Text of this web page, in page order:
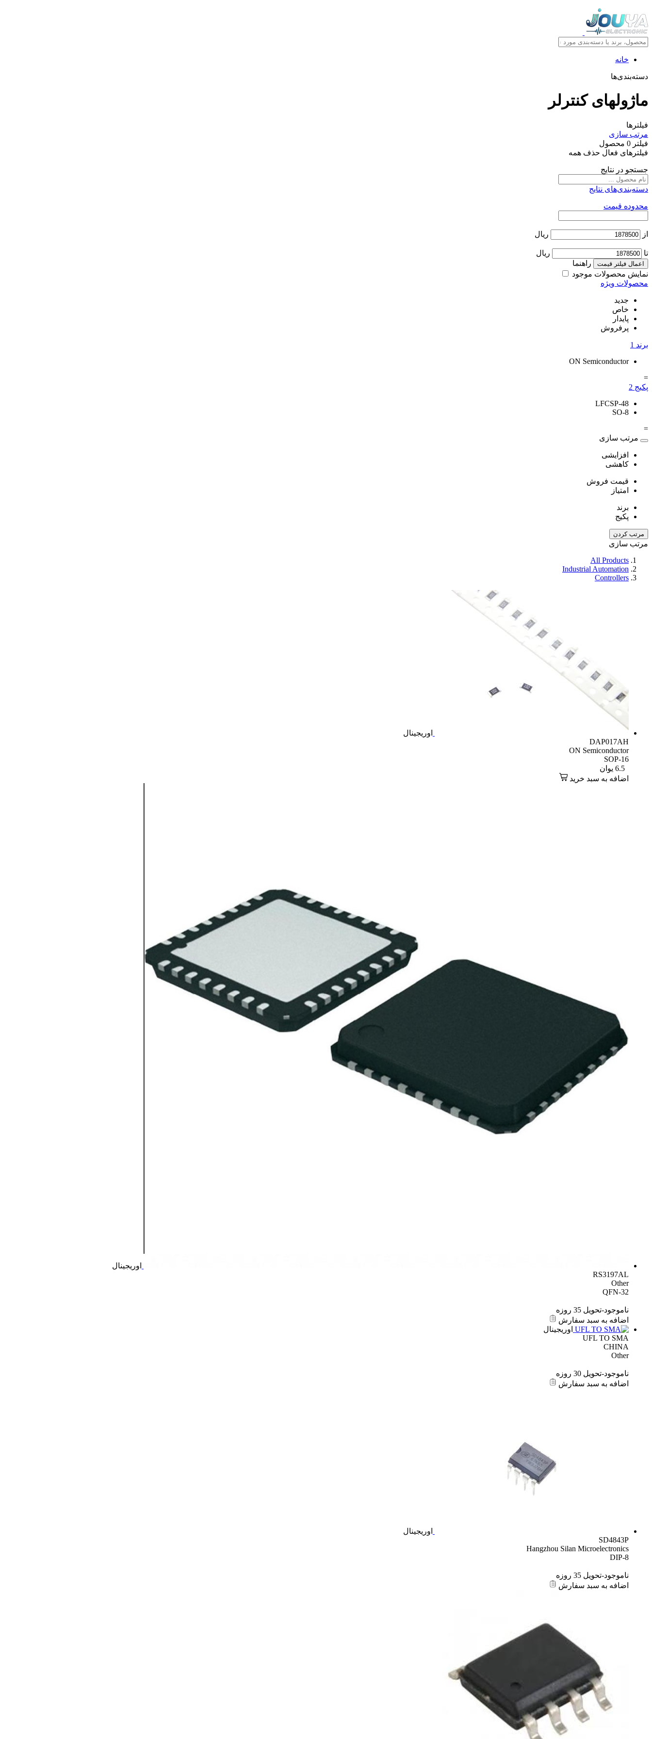
خانه
دسته‌بندی‌ها
ماژولهای کنترلر
فیلترها
مرتب سازی
فیلتر 0 محصول
فیلترهای فعال حذف همه
جستجو در نتایج
دسته‌بندی‌های نتایج
محدوده قیمت
از ریال
تا ریال
اعمال فیلتر قیمت
راهنما
نمایش محصولات موجود
محصولات ویژه
جدید
خاص
پایدار
پرفروش
برند 1
ON Semiconductor
=
پکیج 2
LFCSP-48
SO-8
=
مرتب سازی
افزایشی
کاهشی
قیمت فروش
امتیاز
برند
پکیج
مرتب کردن
مرتب سازی
All Products
Industrial Automation
Controllers
اوریجینال
DAP017AH
ON Semiconductor
SOP-16
6.5 یوان
اضافه به سبد خرید
اوریجینال
RS3197AL
Other
QFN-32
ناموجود-تحویل 35 روزه
اضافه به سبد سفارش
اوریجینال
UFL TO SMA
CHINA
Other
ناموجود-تحویل 30 روزه
اضافه به سبد سفارش
اوریجینال
SD4843P
Hangzhou Silan Microelectronics
DIP-8
ناموجود-تحویل 35 روزه
اضافه به سبد سفارش